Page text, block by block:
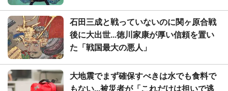
石田三成と戦っていないのに関ヶ原合戦
後に大出世...徳川家康が厚い信頼を置い
た「戦国最大の悪人」
大地震でまず確保すべきは水でも食料で
もない...被災者が「これだけは担いで逃